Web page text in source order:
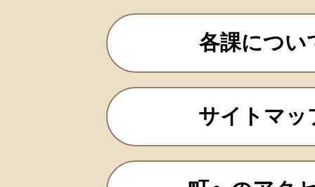
各課につい
サイトマッ